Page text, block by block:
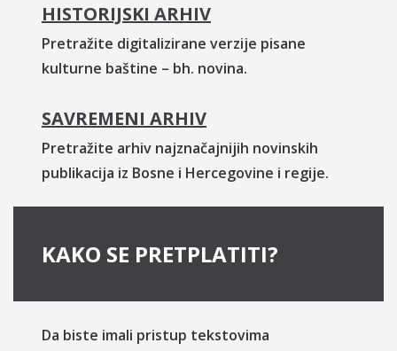
HISTORIJSKI ARHIV
Pretražite digitalizirane verzije pisane
kulturne baštine – bh. novina.
SAVREMENI ARHIV
Pretražite arhiv najznačajnijih novinskih
publikacija iz Bosne i Hercegovine i regije.
KAKO SE PRETPLATITI?
Da biste imali pristup tekstovima